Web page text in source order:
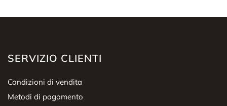
SERVIZIO CLIENTI
Condizioni di vendita
Metodi di pagamento